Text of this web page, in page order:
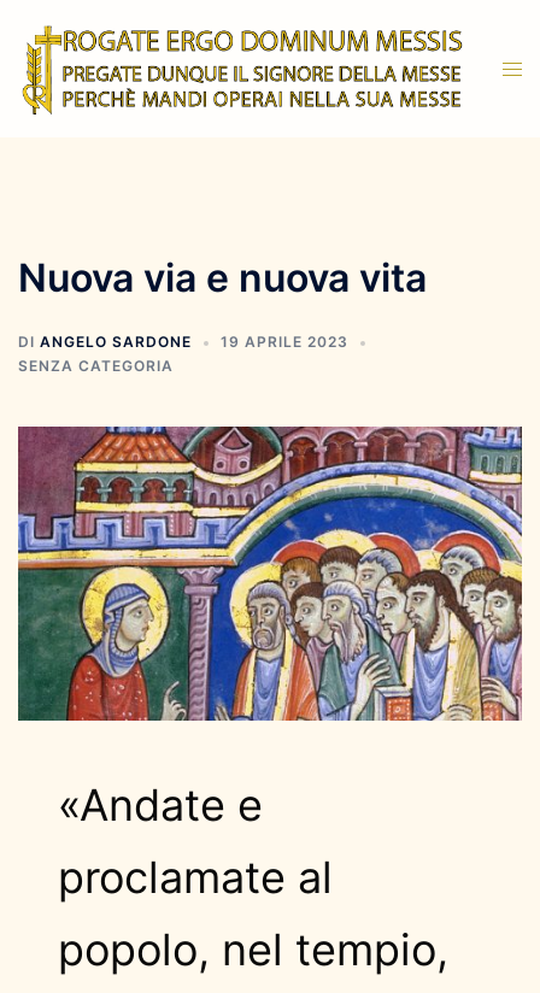
contenuto
Nuova via e nuova vita
DI ANGELO SARDONE
19 APRILE 2023
SENZA CATEGORIA
«Andate e
proclamate al
popolo, nel tempio,